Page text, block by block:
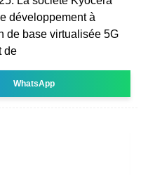
développement à
de base virtualisée 5G
de
WhatsApp